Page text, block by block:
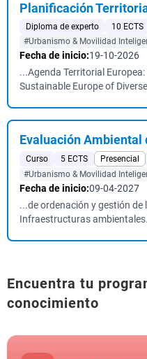
Planificación
Diploma de experto 10 ECTS
#Urbanismo & Movilidad
Fecha de inicio:19-10-2026
...Agenda Territorial
Sustainable Europe of
Evaluación
Curso 5 ECTS Presencial
#Urbanismo & Movilidad
Fecha de inicio:09-04-2027
...de ordenación y gestión
Infraestructuras
Encuentra tu
conocimiento